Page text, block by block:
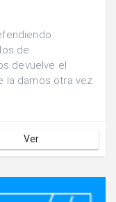
de
devuelve el
la damos otra vez
Ver